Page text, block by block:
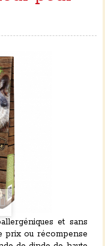
et sans
prix ou récompense